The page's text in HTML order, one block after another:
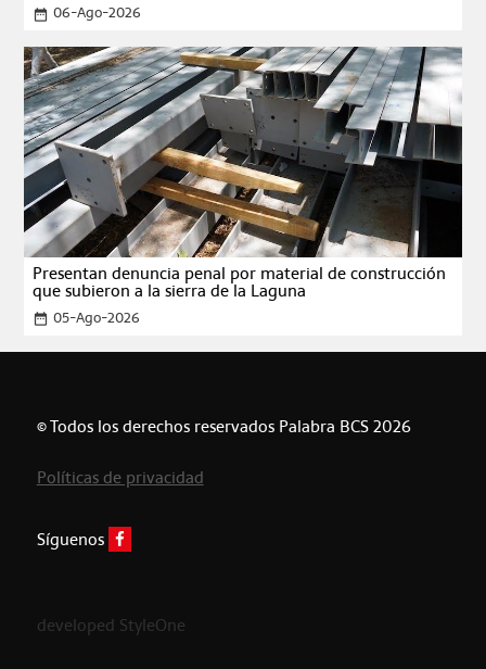
date_range 06-Ago-2026
Presentan denuncia penal por material de construcción
que subieron a la sierra de la Laguna
date_range 05-Ago-2026
© Todos los derechos reservados Palabra BCS 2026
Políticas de privacidad
Síguenos
developed StyleOne